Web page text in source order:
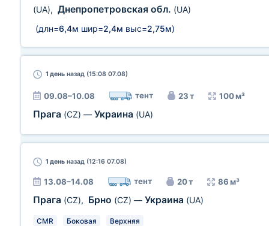
(UA), Днепропетровская обл. (UA)
(длн=6,4м шир=2,4м выс=2,75м)
1 день назад (15:08 07.08)
09.08–10.08 тент 23 т 100 м³
Прага (CZ) — Украина (UA)
1 день назад (12:16 07.08)
13.08–14.08 тент 20 т 86 м³
Прага (CZ), Брно (CZ) — Украина (UA)
CMR Боковая Верхняя